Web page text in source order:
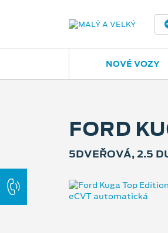
NOVÉ VOZY
FORD
5DVEŘOVÁ, 2.5